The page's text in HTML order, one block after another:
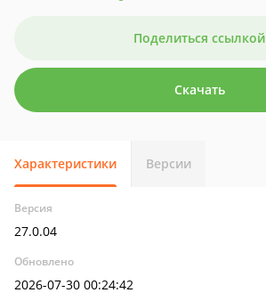
Поделиться ссылкой
Скачать
Характеристики Версии
Версия
27.0.04
Обновлено
2026-07-30 00:24:42